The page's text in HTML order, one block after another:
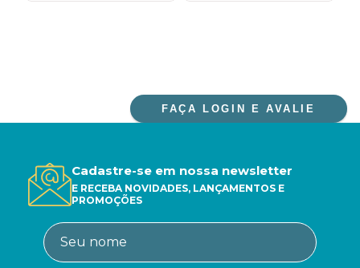
FAÇA LOGIN E AVALIE
Cadastre-se em nossa newsletter
E RECEBA NOVIDADES, LANÇAMENTOS E
PROMOÇÕES